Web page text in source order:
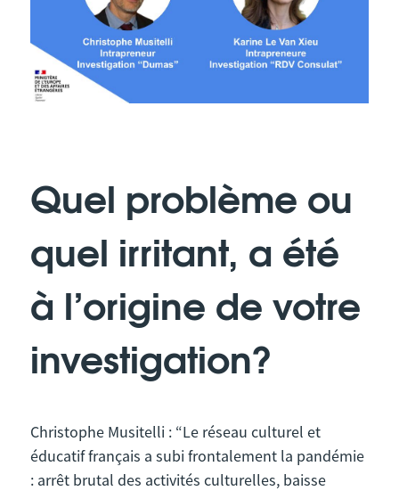
Quel problème ou
quel irritant, a été
à l’origine de votre
investigation?
Christophe Musitelli : “Le réseau culturel et
éducatif français a subi frontalement la pandémie
: arrêt brutal des activités culturelles, baisse